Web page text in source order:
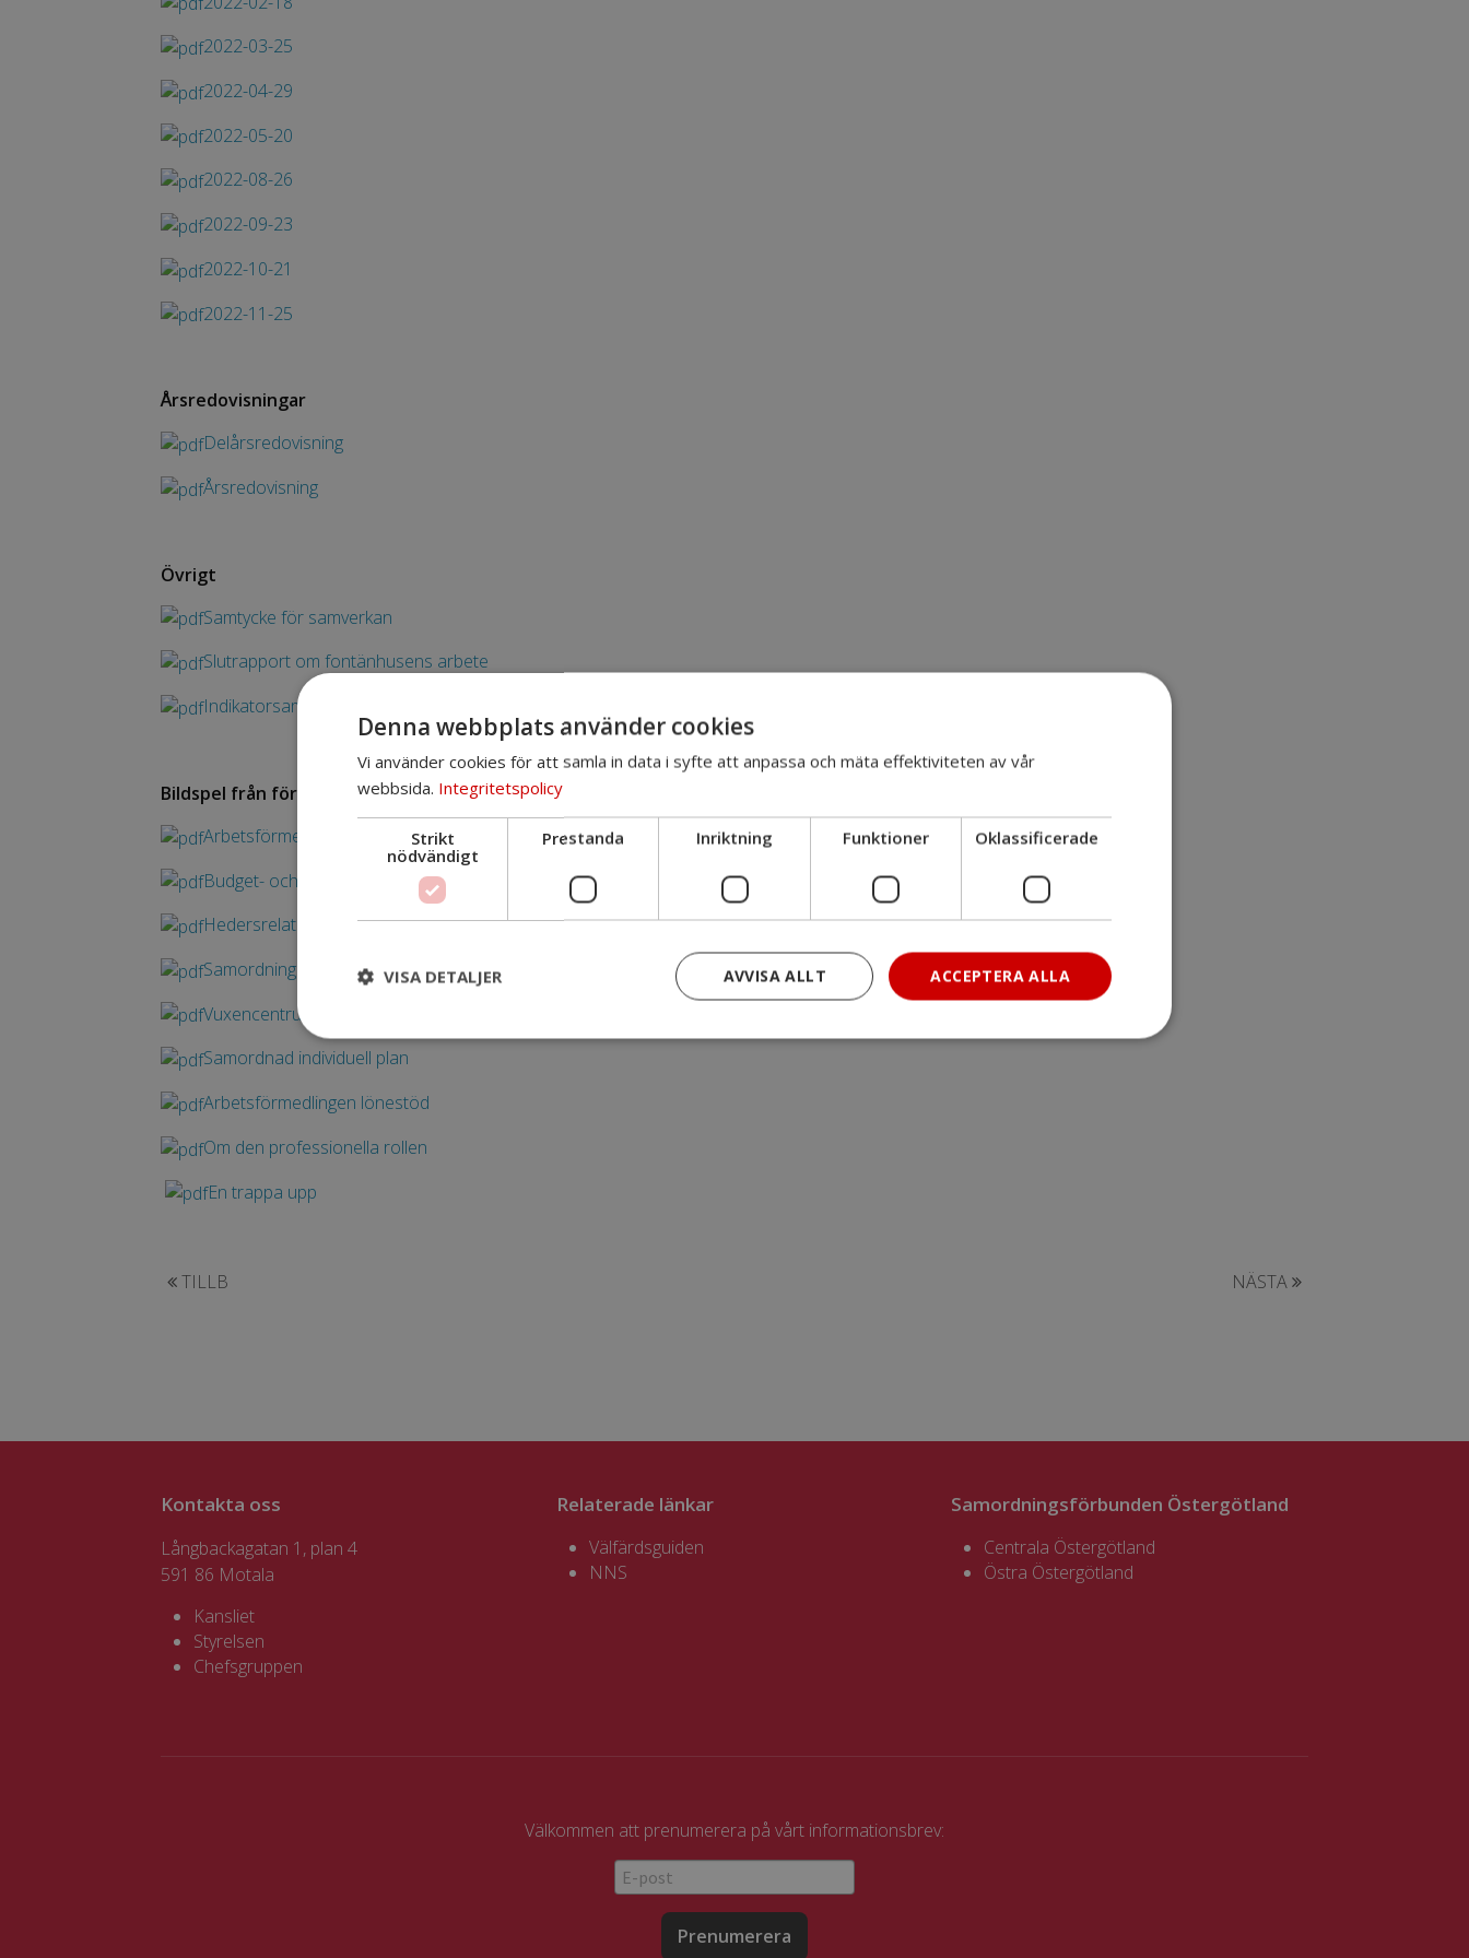
2022-03-25
2022-04-29
2022-05-20
2022-08-26
2022-09-23
2022-10-21
2022-11-25
Årsredovisningar
Delårsredovisning
Årsredovisning
Övrigt
Samtycke för samverkan
Slutrapport om fontänhusens arbete
Indikatorsammanställning
Bildspel från föreläsningar
Arbetsförmedlingens reformering
Budget- och skuldrådgivning
Hedersrelaterat våld
Samordningsförbundet
Vuxencentrum Motala kommun
Samordnad individuell plan
Arbetsförmedlingen lönestöd
Om den professionella rollen
En trappa upp
TILLB NÄSTA
Kontakta oss
Långbackagatan 1, plan 4
591 86 Motala
Kansliet
Styrelsen
Chefsgruppen
Relaterade länkar
Välfärdsguiden
NNS
Samordningsförbunden Östergötland
Centrala Östergötland
Östra Östergötland
Välkommen att prenumerera på vårt informationsbrev:
Prenumerera
Denna webbplats använder cookies
Vi använder cookies för att samla in data i syfte att anpassa och mäta effektiviteten av vår
webbsida. Integritetspolicy
Strikt
nödvändigt
Prestanda Inriktning Funktioner Oklassificerade
ACCEPTERA ALLA
AVVISA ALLT
VISA DETALJER